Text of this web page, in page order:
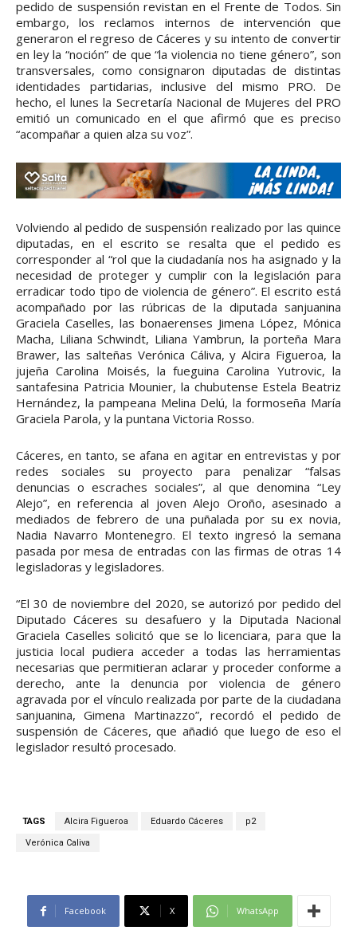
pedido de suspensión revistan en el Frente de Todos. Sin
embargo, los reclamos internos de intervención que
generaron el regreso de Cáceres y su intento de convertir
en ley la “noción” de que “la violencia no tiene género”, son
transversales, como consignaron diputadas de distintas
identidades partidarias, inclusive del mismo PRO. De
hecho, el lunes la Secretaría Nacional de Mujeres del PRO
emitió un comunicado en el que afirmó que es preciso
“acompañar a quien alza su voz”.
Volviendo al pedido de suspensión realizado por las quince
diputadas, en el escrito se resalta que el pedido es
corresponder al “rol que la ciudadanía nos ha asignado y la
necesidad de proteger y cumplir con la legislación para
erradicar todo tipo de violencia de género”. El escrito está
acompañado por las rúbricas de la diputada sanjuanina
Graciela Caselles, las bonaerenses Jimena López, Mónica
Macha, Liliana Schwindt, Liliana Yambrun, la porteña Mara
Brawer, las salteñas Verónica Cáliva, y Alcira Figueroa, la
jujeña Carolina Moisés, la fueguina Carolina Yutrovic, la
santafesina Patricia Mounier, la chubutense Estela Beatriz
Hernández, la pampeana Melina Delú, la formoseña María
Graciela Parola, y la puntana Victoria Rosso.
Cáceres, en tanto, se afana en agitar en entrevistas y por
redes sociales su proyecto para penalizar “falsas
denuncias o escraches sociales”, al que denomina “Ley
Alejo”, en referencia al joven Alejo Oroño, asesinado a
mediados de febrero de una puñalada por su ex novia,
Nadia Navarro Montenegro. El texto ingresó la semana
pasada por mesa de entradas con las firmas de otras 14
legisladoras y legisladores.
“El 30 de noviembre del 2020, se autorizó por pedido del
Diputado Cáceres su desafuero y la Diputada Nacional
Graciela Caselles solicitó que se lo licenciara, para que la
justicia local pudiera acceder a todas las herramientas
necesarias que permitieran aclarar y proceder conforme a
derecho, ante la denuncia por violencia de género
agravada por el vínculo realizada por parte de la ciudadana
sanjuanina, Gimena Martinazzo”, recordó el pedido de
suspensión de Cáceres, que añadió que luego de eso el
legislador resultó procesado.
TAGS Alcira Figueroa Eduardo Cáceres p2
Verónica Caliva
Facebook X WhatsApp